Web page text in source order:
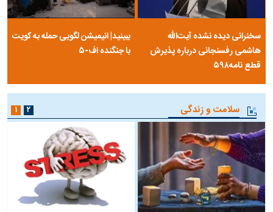
سخنرانی دیده نشده آیت‌الله
هاشمی رفسنجانی درباره پذیرش
قطع نامه۵۹۸
ببینید| انیمیشن لگویی حمله به کویت
با جنگنده اف-۵
سلامت و زندگی ۱ ۲